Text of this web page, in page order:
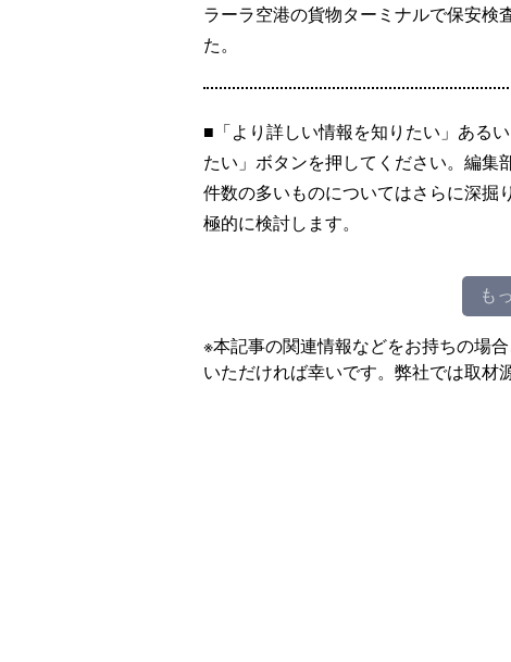
ラーラ空港の貨物ターミナルで保安検
た。
■「より詳しい情報を知りたい」ある
たい」ボタンを押してください。編集
件数の多いものについてはさらに深掘
極的に検討します。
も
※本記事の関連情報などをお持ちの場
いただければ幸いです。弊社では取材